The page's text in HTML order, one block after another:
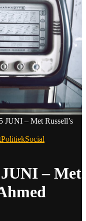
– Met Russell’s
PolitiekSocial
– Met